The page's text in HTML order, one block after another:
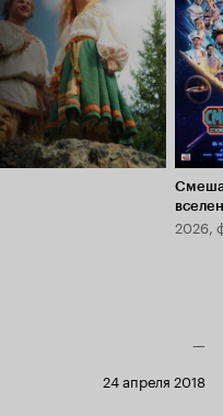
5.9
2026,
—
24 апреля 2018